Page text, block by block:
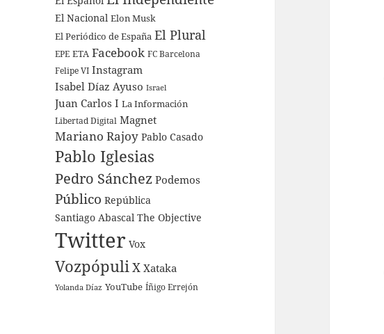
El Nacional Elon Musk
El Periódico de España El Plural
EPE ETA Facebook FC Barcelona
Felipe VI Instagram
Isabel Díaz Ayuso Israel
Juan Carlos I La Información
Libertad Digital Magnet
Mariano Rajoy Pablo Casado
Pablo Iglesias
Pedro Sánchez Podemos
Público República
Santiago Abascal The Objective
Twitter Vox
Vozpópuli X Xataka
Yolanda Díaz YouTube Íñigo Errejón